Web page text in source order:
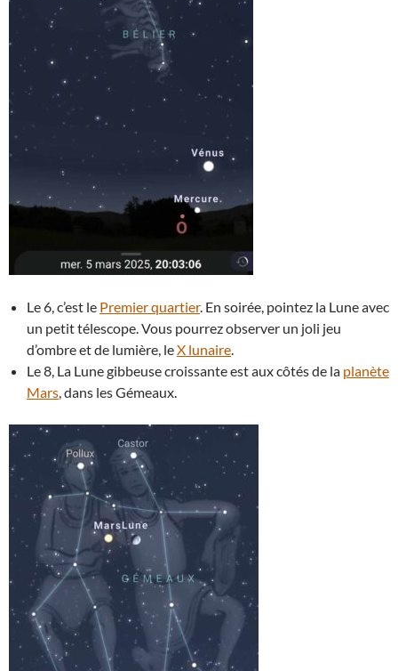
Le 6, c’est le Premier quartier. En soirée, pointez la Lune avec
un petit télescope. Vous pourrez observer un joli jeu
d’ombre et de lumière, leX lunaire.
Le 8, La Lune gibbeuse croissante est aux côtés de la planète
Mars, dans les Gémeaux.